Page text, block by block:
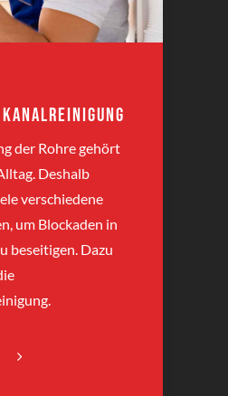
der Rohre gehört
Deshalb
verschiedene
um Blockaden in
beseitigen. Dazu